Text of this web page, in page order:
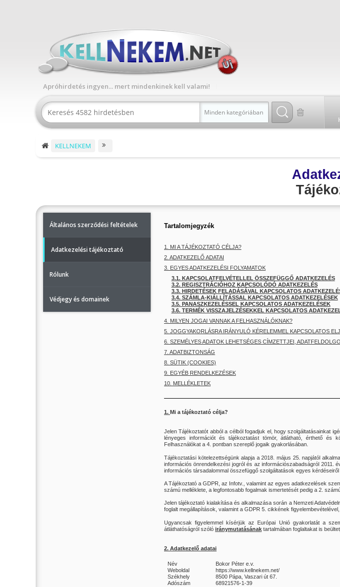
Apróhirdetés ingyen... mert mindenkinek kell valami!
Minden kategóriában
KELLNEKEM
Általános szerződési feltételek
Adatkezelési tájékoztató
Rólunk
Védjegy és domainek
Tartalomjegyzék
1. MI A TÁJÉKOZTATÓ CÉLJA?
2. ADATKEZELŐ ADATAI
3. EGYES ADATKEZELÉSI FOLYAMATOK
3.1. KAPCSOLATFELVÉTELLEL ÖSSZEFÜGGŐ ADATKEZELÉS
3.2. REGISZTRÁCIÓHOZ KAPCSOLÓDÓ ADATKEZELÉS
3.3. HIRDETÉSEK FELADÁSÁVAL KAPCSOLATOS
3.4. SZÁMLA-KIÁLLÍTÁSSAL KAPCSOLATOS ADATKEZELÉSEK
3.5. PANASZKEZELÉSSEL KAPCSOLATOS ADATKEZELÉSEK
3.6. TERMÉK VISSZAJELZÉSEKKEL KAPCSOLATOS
4. MILYEN JOGAI VANNAK A FELHASZNÁLÓKNAK?
5. JOGGYAKORLÁSRA IRÁNYULÓ KÉRELEMMEL KAPCSOLATOS
6. SZEMÉLYES ADATOK LEHETSÉGES CÍMZETTJEI,
7. ADATBIZTONSÁG
8. SÜTIK (COOKIES)
9. EGYÉB RENDELKEZÉSEK
10. MELLÉKLETEK
1. Mi a tájékoztató célja?
Jelen Tájékoztatót abból a célból fogadjuk el, hogy szolgáltatásainkat
lényeges információt és tájékoztatást tömör, átlátható, érthető és
Felhasználókat a 4. pontban szereplő jogaik gyakorlásában.
Tájékoztatási kötelezettségünk alapja a 2018. május 25. napjától
információs önrendelkezési jogról és az információszabadságról 2011.
információs társadalommal összefüggő szolgáltatások egyes
A Tájékoztató a GDPR, az Infotv., valamint az egyes adatkezelések
számú melléklete, a legfontosabb fogalmak ismertetését pedig a 2.
Jelen tájékoztató kialakítása és alkalmazása során a Nemzeti
foglalt megállapítások, valamint a GDPR 5. cikkének
Ugyancsak figyelemmel kísérjük az Európai Unió gyakorlatát a
átláthatóságról szóló iránymutatásának tartalmában foglaltakat is
2. Adatkezelő adatai
Név
Bokor Péter e.v.
Weboldal
https://www.kellnekem.net/
Székhely
8500 Pápa, Vaszari út 67.
Adószám
68921576-1-39